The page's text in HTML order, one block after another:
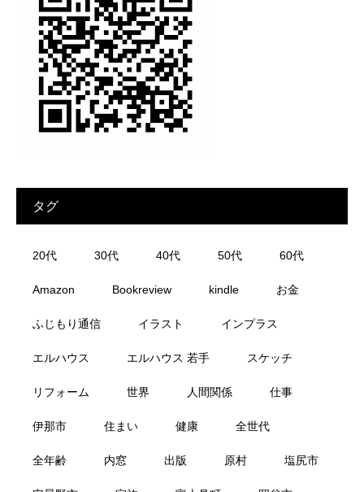
タグ
20代 30代 40代 50代 60代
Amazon Bookreview kindle お金
ふじもり通信 イラスト インプラス
エルハウス エルハウス 若手 スケッチ
リフォーム 世界 人間関係 仕事
伊那市 住まい 健康 全世代
全年齢 内窓 出版 原村 塩尻市